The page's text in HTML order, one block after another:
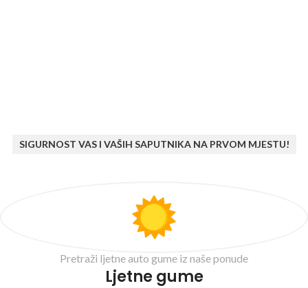
SIGURNOST VAS I VAŠIH SAPUTNIKA NA PRVOM MJESTU!
Pretraži ljetne auto gume iz naše ponude
Ljetne gume